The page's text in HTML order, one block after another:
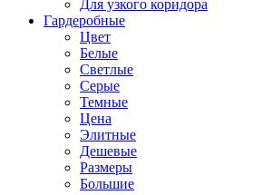
Для узкого коридора
Гардеробные
Цвет
Белые
Светлые
Серые
Темные
Цена
Элитные
Дешевые
Размеры
Большие